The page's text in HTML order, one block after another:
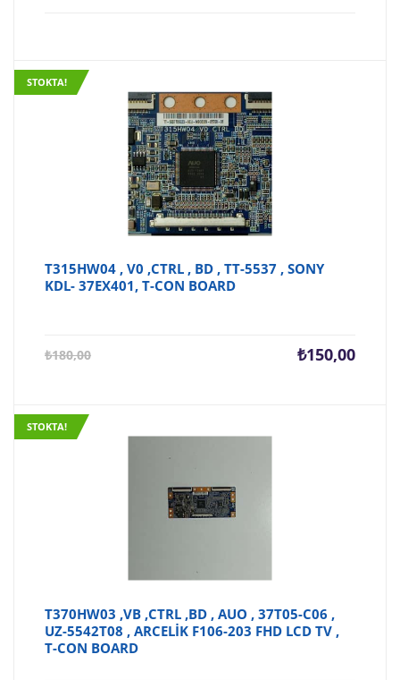
STOKTA!
T315HW04 , V0 ,CTRL , BD , TT-5537 , SONY
KDL- 37EX401, T-CON BOARD
₺180,00 ₺150,00
Şu
STOKTA!
T370HW03 ,VB ,CTRL ,BD , AUO , 37T05-C06 ,
UZ-5542T08 , ARCELİK F106-203 FHD LCD TV ,
T-CON BOARD